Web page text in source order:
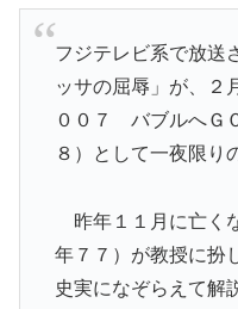
フジテレビ系で放送
ッサの屈辱」が、２
００７ バブルへＧ
８）として一夜限り
昨年１１月に亡く
年７７）が教授に扮
史実になぞらえて解